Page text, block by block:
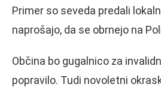
Primer so seveda predali
naprošajo, da se obrnejo na
Občina bo gugalnico za
popravilo. Tudi novoletni